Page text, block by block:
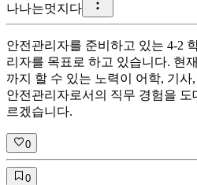
나나는멋지다
안전관리자를 준비하고 있는 4-2
리자를 목표로 하고 있습니다. 현
까지 할 수 있는 노력이 어학, 기사
안전관리자로서의 직무 경험을 도
르겠습니다.
0
0